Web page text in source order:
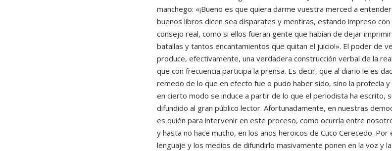
manchego: «¡Bueno es que quiera darme vuestra merced a
buenos libros dicen sea disparates y mentiras, estando impreso
consejo real, como si ellos fueran gente que habían de dejar
batallas y tantos encantamientos que quitan el juicio!». El poder de
produce, efectivamente, una verdadera construcción verbal de la
que con frecuencia participa la prensa. Es decir, que al diario le es
remedo de lo que en efecto fue o pudo haber sido, sino la profecía
en cierto modo se induce a partir de lo que el periodista ha escrito,
difundido al gran público lector. Afortunadamente, en nuestras
es quién para intervenir en este proceso, como ocurría entre
y hasta no hace mucho, en los años heroicos de Cuco Cerecedo.
lenguaje y los medios de difundirlo masivamente ponen en la voz y